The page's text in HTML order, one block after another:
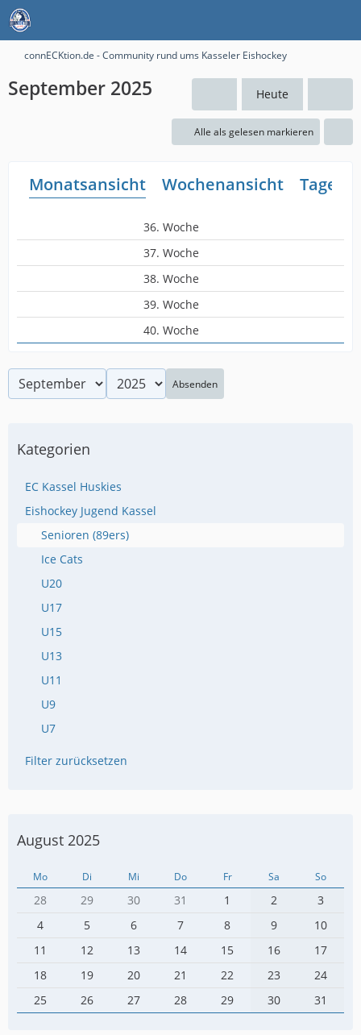
connECKtion.de - Community rund ums Kasseler Eishockey
September 2025 Heute
Alle als gelesen markieren
Monatsansicht Wochenansicht
36. Woche
37. Woche
38. Woche
39. Woche
40. Woche
Absenden
Kategorien
EC Kassel Huskies
Eishockey Jugend Kassel
Senioren (89ers)
Ice Cats
U20
U17
U15
U13
U11
U9
U7
Filter zurücksetzen
August 2025
Mo Di Mi Do Fr Sa So
28 29 30 31 1 2
3
4
5 6 7 8 9
10
11
12 13 14 15 16
17
18
19 20 21 22 23
24
25
26 27 28 29 30 31